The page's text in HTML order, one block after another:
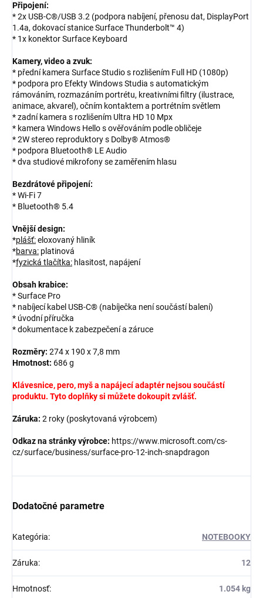
Připojení:
* 2x USB-C®/USB 3.2 (podpora nabíjení, přenosu dat, DisplayPort
1.4a, dokovací stanice Surface Thunderbolt™ 4)
* 1x konektor Surface Keyboard
Kamery, video a zvuk:
* přední kamera Surface Studio s rozlišením Full HD (1080p)
* podpora pro Efekty Windows Studia s automatickým
rámováním, rozmazáním portrétu, kreativními filtry (ilustrace,
animace, akvarel), očním kontaktem a portrétním světlem
* zadní kamera s rozlišením Ultra HD 10 Mpx
* kamera Windows Hello s ověřováním podle obličeje
* 2W stereo reproduktory s Dolby® Atmos®
* podpora Bluetooth® LE Audio
* dva studiové mikrofony se zaměřením hlasu
Bezdrátové připojení:
* Wi-Fi 7
* Bluetooth® 5.4
Vnější design:
*plášť:eloxovaný hliník
*barva: platinová
*fyzická tlačítka: hlasitost, napájení
Obsah krabice:
* Surface Pro
* nabíjecí kabel USB-C® (nabíječka není součástí balení)
* úvodní příručka
* dokumentace k zabezpečení a záruce
Rozměry: 274 x 190 x 7,8 mm
Hmotnost: 686 g
Klávesnice, pero, myš a napájecí adaptér nejsou součástí
produktu. Tyto doplňky si můžete dokoupit zvlášť.
Záruka: 2 roky (poskytovaná výrobcem)
Odkaz na stránky výrobce: https://www.microsoft.com/cs-
cz/surface/business/surface-pro-12-inch-snapdragon
Dodatočné parametre
Kategória: NOTEBOOKY
Záruka: 12
Hmotnosť: 1.054 kg